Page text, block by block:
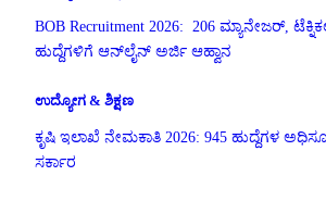
BOB Recruitment 2026: 206 ಮ್ಯಾನೇಜರ್,
ಹುದ್ದೆಗಳಿಗೆ ಆನ್‌ಲೈನ್ ಅರ್ಜಿ ಆಹ್ವಾನ
ಉದ್ಯೋಗ & ಶಿಕ್ಷಣ
ಕೃಷಿ ಇಲಾಖೆ ನೇಮಕಾತಿ 2026: 945 ಹುದ್ದೆಗಳ
ಸರ್ಕಾರ